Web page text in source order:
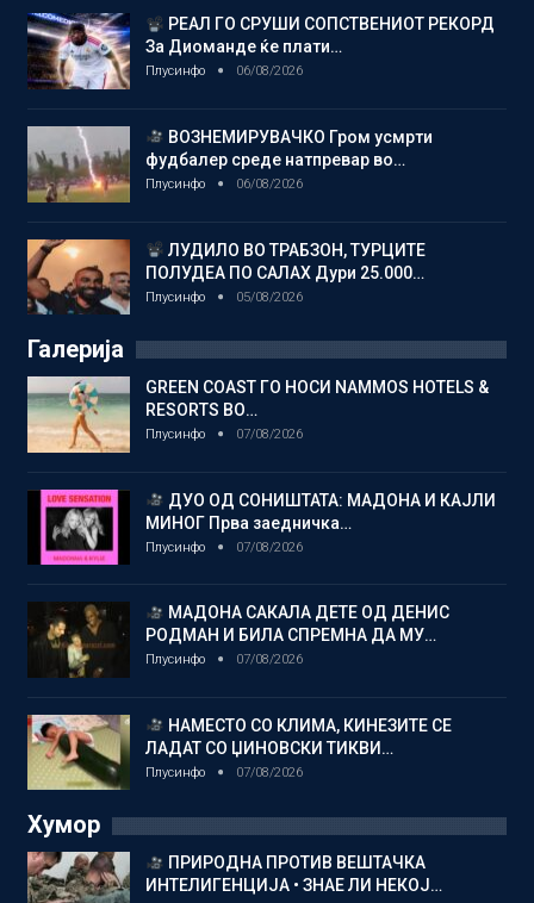
РЕАЛ ГО СРУШИ СОПСТВЕНИОТ РЕКОРД
За Диоманде ќе плати…
Плусинфо 06/08/2026
ВОЗНЕМИРУВАЧКО Гром усмрти
фудбалер среде натпревар во…
Плусинфо 06/08/2026
ЛУДИЛО ВО ТРАБЗОН, ТУРЦИТЕ
ПОЛУДЕА ПО САЛАХ Дури 25.000…
Плусинфо 05/08/2026
Галерија
GREEN COAST ГО НОСИ NAMMOS HOTELS &
RESORTS ВО…
Плусинфо 07/08/2026
ДУО ОД СОНИШТАТА: МАДОНА И КАЈЛИ
МИНОГ Прва заедничка…
Плусинфо 07/08/2026
МАДОНА САКАЛА ДЕТЕ ОД ДЕНИС
РОДМАН И БИЛА СПРЕМНА ДА МУ…
Плусинфо 07/08/2026
НАМЕСТО СО КЛИМА, КИНЕЗИТЕ СЕ
ЛАДАТ СО ЏИНОВСКИ ТИКВИ…
Плусинфо 07/08/2026
Хумор
ПРИРОДНА ПРОТИВ ВЕШТАЧКА
ИНТЕЛИГЕНЦИЈА • ЗНАЕ ЛИ НЕКОЈ…